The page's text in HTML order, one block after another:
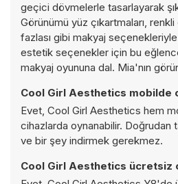
geçici dövmelerle tasarlayarak
Görünümü yüz çıkartmaları,
fazlası gibi makyaj
estetik seçenekler için bu
makyaj oyununa dal. Mia'nın
Cool Girl Aesthetics mobilde
Evet, Cool Girl Aesthetics hem
cihazlarda oynanabilir. Doğrudan
ve bir şey indirmek gerekmez.
Cool Girl Aesthetics ücretsiz